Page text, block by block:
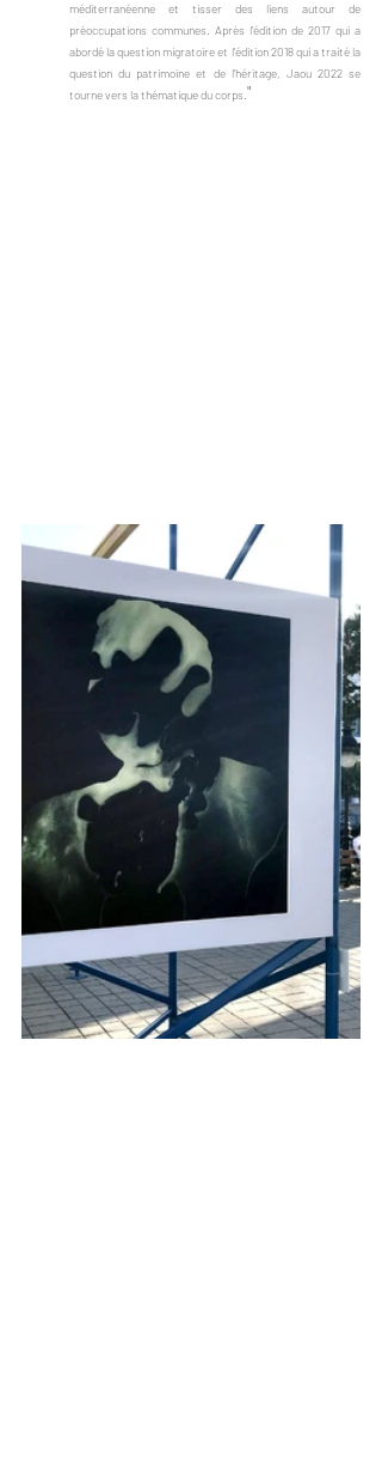
méditerranéenne et tisser des liens autour de
préoccupations communes. Après l’édition de 2017 qui a
abordé la question migratoire et l’édition 2018 qui a traité la
question du patrimoine et de l’héritage, Jaou 2022 se
tourne vers la thématique du corps. "